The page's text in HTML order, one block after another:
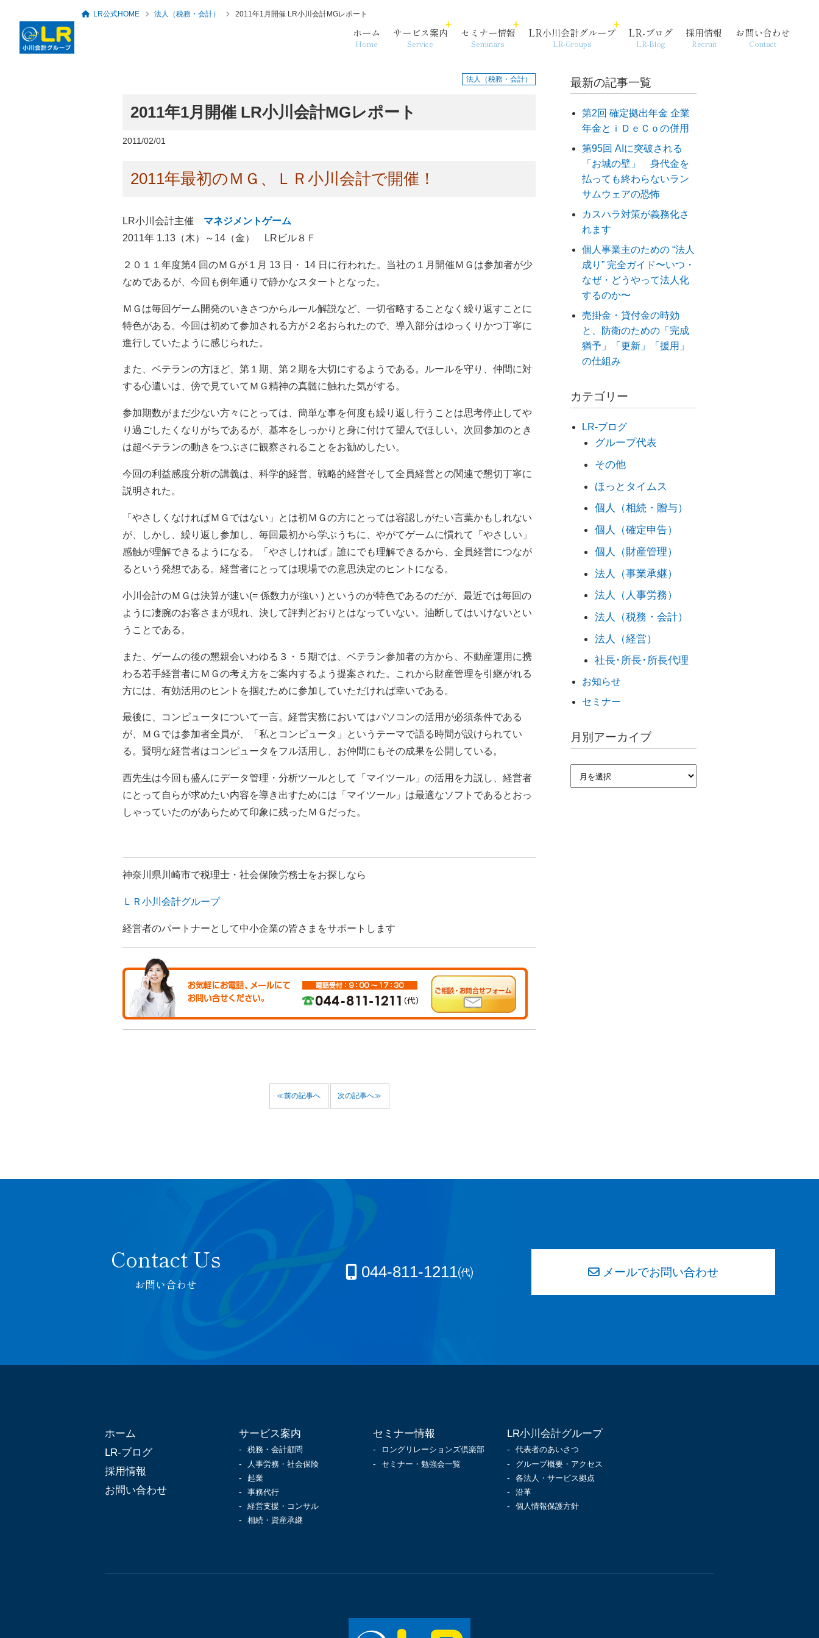
ホーム
Home
サービス案内
Service
経営支援・コンサル
セミナー情報
Seminars
LR小川会計グループ
LR-Groups
個人情報保護方針
LR-ブログ
LR-Blog
採用情報
Recruit
お問い合わせ
Contact
LR公式HOME 法人（税務・会計） 2011年1月開催 LR小川会計MGレポート
法人（税務・会計）
2011年1月開催 LR小川会計MGレポート
2011/02/01
2011年最初のＭＧ、ＬＲ小川会計で開催！
LR小川会計主催 マネジメントゲーム
2011年 1.13（木）～14（金） LRビル８Ｆ
２０１１年度第4 回のＭＧが１月 13 日・ 14 日に行われた。当社の１月開催ＭＧは参加者が少
なめであるが、今回も例年通りで静かなスタートとなった。
ＭＧは毎回ゲーム開発のいきさつからルール解説など、一切省略することなく繰り返すことに
特色がある。今回は初めて参加される方が２名おられたので、導入部分はゆっくりかつ丁寧に
進行していたように感じられた。
また、ベテランの方ほど、第１期、第２期を大切にするようである。ルールを守り、仲間に対
する心遣いは、傍で見ていてＭＧ精神の真髄に触れた気がする。
参加期数がまだ少ない方々にとっては、簡単な事を何度も繰り返し行うことは思考停止してや
り過ごしたくなりがちであるが、基本をしっかりと身に付けて望んでほしい。次回参加のとき
は超ベテランの動きをつぶさに観察されることをお勧めしたい。
今回の利益感度分析の講義は、科学的経営、戦略的経営そして全員経営との関連で懇切丁寧に
説明された。
「やさしくなければＭＧではない」とは初ＭＧの方にとっては容認しがたい言葉かもしれない
が、しかし、繰り返し参加し、毎回最初から学ぶうちに、やがてゲームに慣れて「やさしい」
感触が理解できるようになる。「やさしければ」誰にでも理解できるから、全員経営につなが
るという発想である。経営者にとっては現場での意思決定のヒントになる。
小川会計のＭＧは決算が速い(= 係数力が強い ) というのが特色であるのだが、最近では毎回の
ように凄腕のお客さまが現れ、決して評判どおりとはなっていない。油断してはいけないとい
うことである。
また、ゲームの後の懇親会いわゆる３・５期では、ベテラン参加者の方から、不動産運用に携
わる若手経営者にＭＧの考え方をご案内するよう提案された。これから財産管理を引継がれる
方には、有効活用のヒントを掴むために参加していただければ幸いである。
最後に、コンピュータについて一言。経営実務においてはパソコンの活用が必須条件である
が、ＭＧでは参加者全員が、「私とコンピュータ」というテーマで語る時間が設けられてい
る。賢明な経営者はコンピュータをフル活用し、お仲間にもその成果を公開している。
西先生は今回も盛んにデータ管理・分析ツールとして「マイツール」の活用を力説し、経営者
にとって自らが求めたい内容を導き出すためには「マイツール」は最適なソフトであるとおっ
しゃっていたのがあらためて印象に残ったＭＧだった。
神奈川県川崎市で税理士・社会保険労務士をお探しなら
ＬＲ小川会計グループ
経営者のパートナーとして中小企業の皆さまをサポートします
≪前の記事へ 次の記事へ≫
最新の記事一覧
第2回 確定拠出年金 企業
年金とｉＤｅＣｏの併用
第95回 AIに突破される
「お城の壁」 身代金を
払っても終わらないラン
サムウェアの恐怖
カスハラ対策が義務化さ
れます
個人事業主のための “法人
成り” 完全ガイド〜いつ・
なぜ・どうやって法人化
するのか〜
売掛金・貸付金の時効
と、防衛のための「完成
猶予」「更新」「援用」
の仕組み
カテゴリー
LR-ブログ
グループ代表
その他
ほっとタイムス
個人（相続・贈与）
個人（確定申告）
個人（財産管理）
法人（事業承継）
法人（人事労務）
法人（税務・会計）
法人（経営）
社長･所長･所長代理
お知らせ
セミナー
月別アーカイブ
お問い合わせ
044-811-1211㈹ メールでお問い合わせ
ホーム
LR-ブログ
採用情報
お問い合わせ
サービス案内
税務・会計顧問
人事労務・社会保険
起業
事務代行
経営支援・コンサル
相続・資産承継
セミナー情報
ロングリレーションズ倶楽部
セミナー・勉強会一覧
LR小川会計グループ
代表者のあいさつ
グループ概要・アクセス
各法人・サービス拠点
沿革
個人情報保護方針